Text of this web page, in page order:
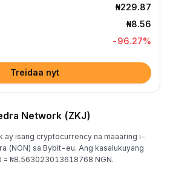
₦229.87
₦8.56
-96.27%
Treidaa nyt
Network (ZKJ)
ay isang cryptocurrency na maaaring i-
(NGN) sa Bybit-eu. Ang kasalukuyang
= ₦8.563023013618768 NGN.